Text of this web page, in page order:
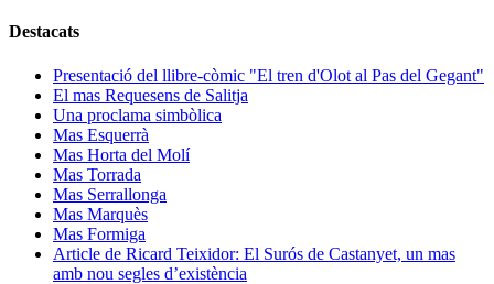
Destacats
Presentació del llibre-còmic "El tren d'Olot al Pas del Gegant"
El mas Requesens de Salitja
Una proclama simbòlica
Mas Esquerrà
Mas Horta del Molí
Mas Torrada
Mas Serrallonga
Mas Marquès
Mas Formiga
Article de Ricard Teixidor: El Surós de Castanyet, un mas
amb nou segles d’existència